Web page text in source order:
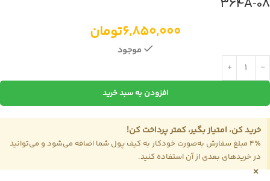
364A-08
6,850,000تومان
موجود
افزودن به سبد خرید
خرید کن، امتیاز بگیر، کمتر پرداخت کن!
4٪ مبلغ سفارش به‌صورت خودکار به کیف پول شما اضافه می‌شود و می‌توانید
در خریدهای بعدی از آن استفاده کنید.
×